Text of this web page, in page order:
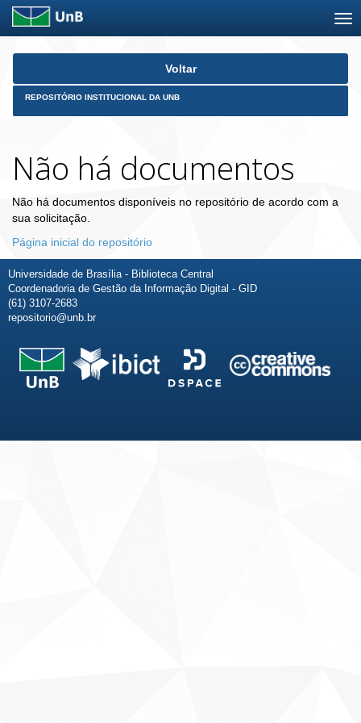
Skip
Voltar
REPOSITÓRIO INSTITUCIONAL DA UNB
Não há documentos
Não há documentos disponíveis no repositório de acordo com a
sua solicitação.
Página inicial do repositório
Universidade de Brasília - Biblioteca Central
Coordenadoria de Gestão da Informação Digital - GID
(61) 3107-2683
repositorio@unb.br